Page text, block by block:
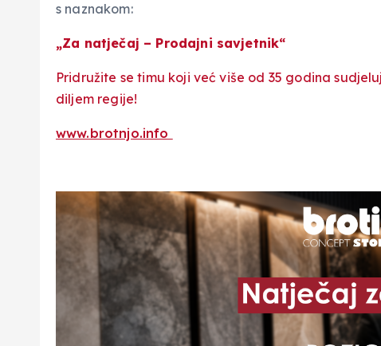
s naznakom:
„Za natječaj – Prodajni savjetnik“
Pridružite se timu koji već više od 35 godina
diljem regije!
www.brotnjo.info